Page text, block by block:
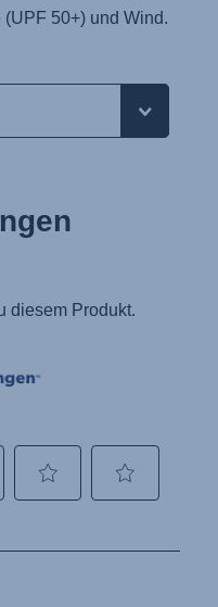
50+) und Wind.